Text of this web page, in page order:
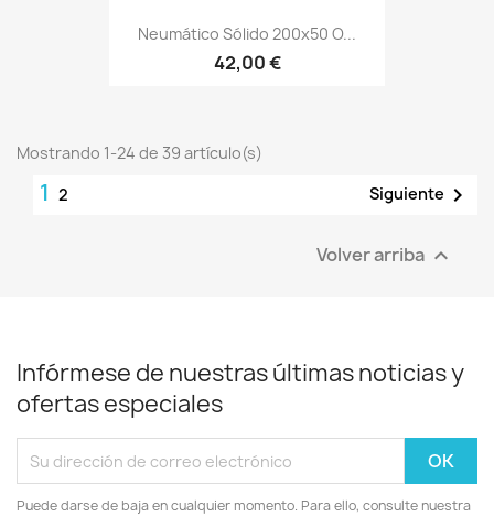
Neumático Sólido 200x50 O...
42,00 €
Mostrando 1-24 de 39 artículo(s)
1 2 Siguiente 
Volver arriba 
Infórmese de nuestras últimas noticias y
ofertas especiales
Puede darse de baja en cualquier momento. Para ello, consulte nuestra